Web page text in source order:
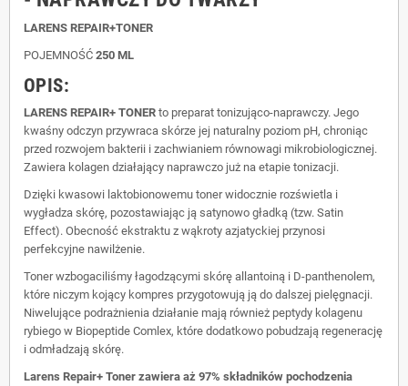
LARENS REPAIR+TONER
POJEMNOŚĆ 250 ML
OPIS:
LARENS REPAIR+ TONER to preparat tonizująco-naprawczy. Jego
kwaśny odczyn przywraca skórze jej naturalny poziom pH, chroniąc
przed rozwojem bakterii i zachwianiem równowagi mikrobiologicznej.
Zawiera kolagen działający naprawczo już na etapie tonizacji.
Dzięki kwasowi laktobionowemu toner widocznie rozświetla i
wygładza skórę, pozostawiając ją satynowo gładką (tzw. Satin
Effect). Obecność ekstraktu z wąkroty azjatyckiej przynosi
perfekcyjne nawilżenie.
Toner wzbogaciliśmy łagodzącymi skórę allantoiną i D-panthenolem,
które niczym kojący kompres przygotowują ją do dalszej pielęgnacji.
Niwelujące podrażnienia działanie mają również peptydy kolagenu
rybiego w Biopeptide Comlex, które dodatkowo pobudzają regenerację
i odmładzają skórę.
Larens Repair+ Toner zawiera aż 97% składników pochodzenia